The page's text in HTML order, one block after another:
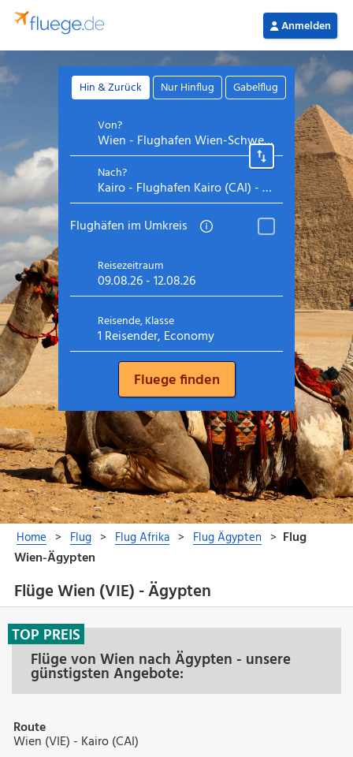
Flüge Wien (VIE) - Ägypten
Flüge von Wien nach Ägypten - unsere
günstigsten Angebote:
TOP PREIS
Route
Wien (VIE) - Kairo (CAI)